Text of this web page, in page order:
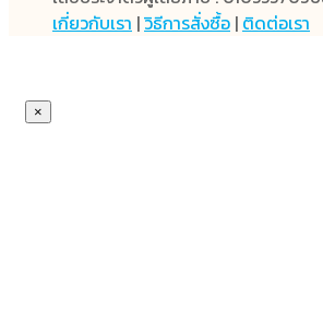
เกี่ยวกับเรา |วิธีการสั่งซื้อ | ติดต่อเรา
×